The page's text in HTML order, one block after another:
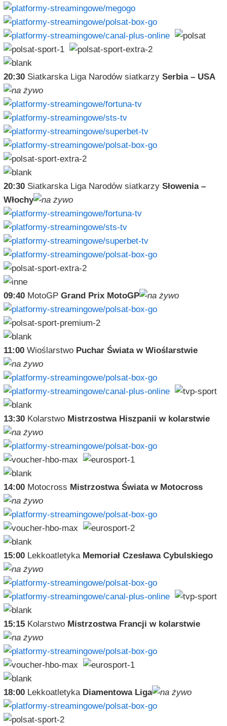
20:30Siatkarska Liga Narodów siatkarzy Serbia – USA
20:30Siatkarska Liga Narodów siatkarzy Słowenia –
Włochy
09:40MotoGP Grand Prix MotoGP
11:00Wioślarstwo Puchar Świata w Wioślarstwie
13:30Kolarstwo Mistrzostwa Hiszpanii w kolarstwie
14:00Motocross Mistrzostwa Świata w Motocross
15:00Lekkoatletyka Memoriał Czesława Cybulskiego
15:15Kolarstwo Mistrzostwa Francji w kolarstwie
18:00Lekkoatletyka Diamentowa Liga